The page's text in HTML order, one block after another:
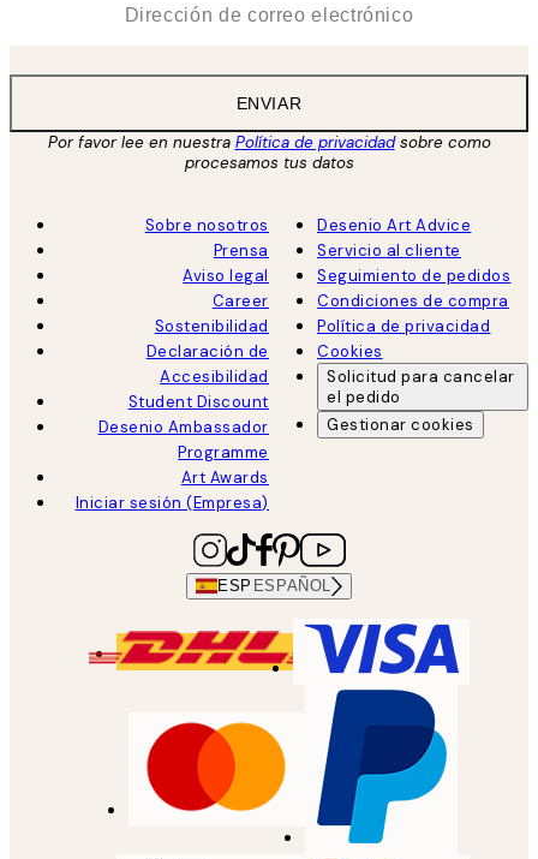
ENVIAR
Por favor lee en nuestra Política de privacidadsobre como
procesamos tus datos
Sobre nosotros
Prensa
Aviso legal
Career
Sostenibilidad
Declaración de
Accesibilidad
Student Discount
Desenio Ambassador
Programme
Art Awards
Iniciar sesión (Empresa)
Desenio Art Advice
Servicio al cliente
Seguimiento de pedidos
Condiciones de compra
Política de privacidad
Cookies
Solicitud para cancelar
el pedido
Gestionar cookies
ESP ESPAÑOL